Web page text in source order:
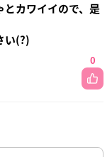
とカワイイので、是
い(?)
0